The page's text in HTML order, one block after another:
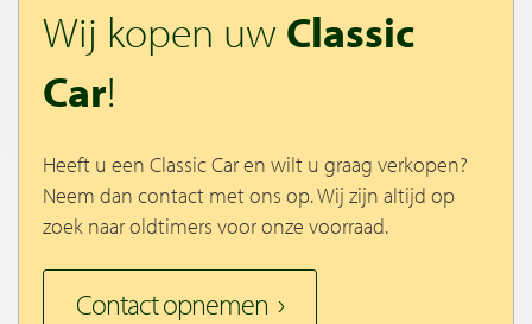
Wij kopen uwClassic
Car!
Heeft u een Classic Car en wilt u graag verkopen?
Neem dan contact met ons op. Wij zijn altijd op
zoek naar oldtimers voor onze voorraad.
Contact opnemen